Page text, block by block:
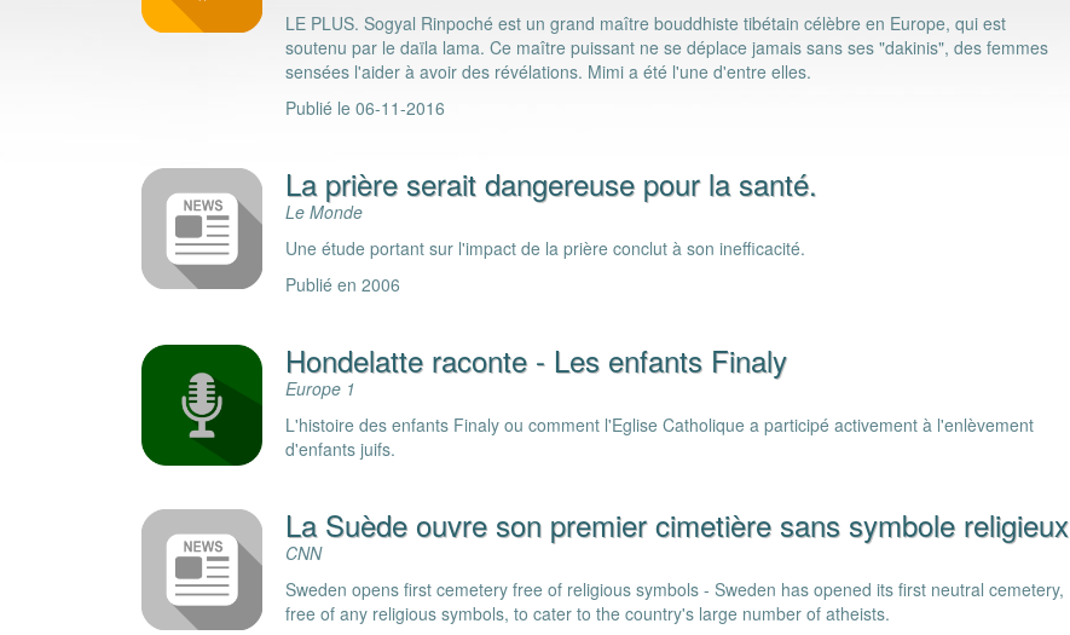
LE PLUS. Sogyal Rinpoché est un grand maître bouddhiste tibétain célèbre en Europe, qui est
soutenu par le daïla lama. Ce maître puissant ne se déplace jamais sans ses "dakinis", des femmes
sensées l'aider à avoir des révélations. Mimi a été l'une d'entre elles.
Publié le 06-11-2016
La prière serait dangereuse pour la santé.
Le Monde
Une étude portant sur l'impact de la prière conclut à son inefficacité.
Publié en 2006
Hondelatte raconte - Les enfants Finaly
Europe 1
L'histoire des enfants Finaly ou comment l'Eglise Catholique a participé activement à l'enlèvement
d'enfants juifs.
La Suède ouvre son premier cimetière sans symbole religieux
CNN
Sweden opens first cemetery free of religious symbols - Sweden has opened its first neutral cemetery,
free of any religious symbols, to cater to the country's large number of atheists.